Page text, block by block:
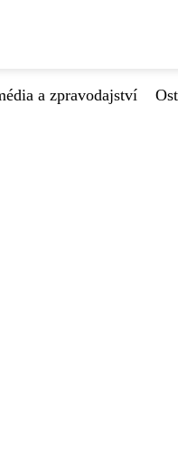
a zpravodajství